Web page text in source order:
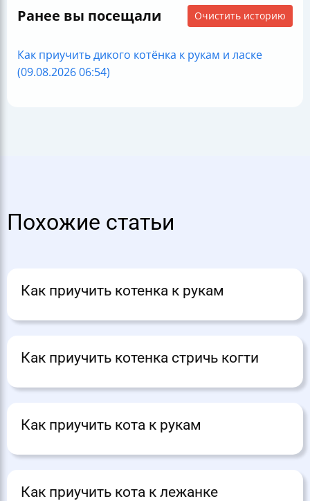
Ранее вы посещали Очистить историю
Как приучить дикого котёнка к рукам и ласке
(09.08.2026 06:54)
Похожие статьи
Как приучить котенка к рукам
Как приучить котенка стричь когти
Как приучить кота к рукам
Как приучить кота к лежанке